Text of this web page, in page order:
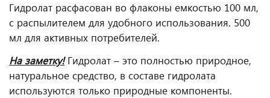
Гидролат расфасован во флаконы емкостью 100 мл,
с распылителем для удобного использования. 500
мл для активных потребителей.
На заметку!Гидролат – это полностью природное,
натуральное средство, в составе гидролата
используются только природные компоненты.